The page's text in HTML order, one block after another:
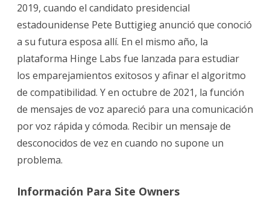
2019, cuando el candidato presidencial
estadounidense Pete Buttigieg anunció que conoció
a su futura esposa allí. En el mismo año, la
plataforma Hinge Labs fue lanzada para estudiar
los emparejamientos exitosos y afinar el algoritmo
de compatibilidad. Y en octubre de 2021, la función
de mensajes de voz apareció para una comunicación
por voz rápida y cómoda. Recibir un mensaje de
desconocidos de vez en cuando no supone un
problema.
Información Para Site Owners